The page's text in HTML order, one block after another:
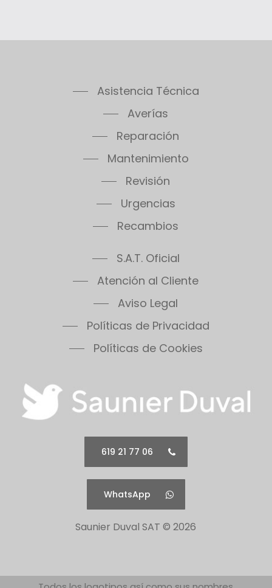
Asistencia Técnica
Averías
Reparación
Mantenimiento
Revisión
Urgencias
Recambios
S.A.T. Oficial
Atención al Cliente
Aviso Legal
Políticas de Privacidad
Políticas de Cookies
619 21 77 06
WhatsApp
Saunier Duval SAT ©2026